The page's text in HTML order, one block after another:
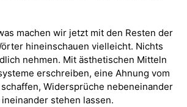
machen wir jetzt mit den Resten der
hineinschauen vielleicht. Nichts
nehmen. Mit ästhetischen Mitteln
erschreiben, eine Ahnung vom
Widersprüche nebeneinander
stehen lassen.